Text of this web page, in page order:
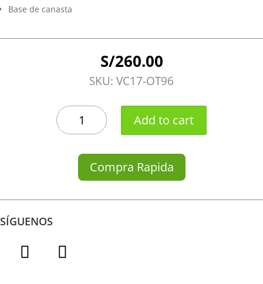
Base de canasta
S/260.00
SKU: VC17-OT96
ORANGE
TULIP
Add to cart
Compra Rapida
SÍGUENOS